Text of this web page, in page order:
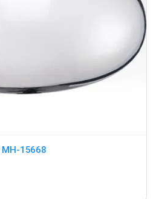
15668